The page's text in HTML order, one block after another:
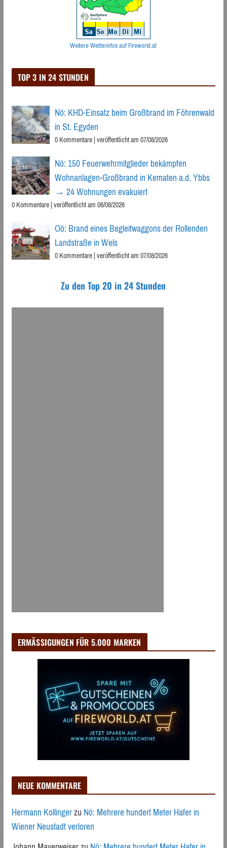
Weitere Wetterinfos auf Fireworld.at
TOP 3 IN 24 STUNDEN
Nö: KHD-Einsatz beim Großbrand im Föhrenwald
in St. Egyden
0 Kommentare|veröffentlicht am 07/08/2026
Nö: 150 Feuerwehrmitglieder bekämpfen
Wohnanlagen-Großbrand in Kematen a.d. Ybbs
→ 24 Wohnungen evakuiert
0 Kommentare|veröffentlicht am 06/08/2026
Oö: Brand eines Begleitwaggons der Rollenden
Landstraße in Wels
0 Kommentare|veröffentlicht am 07/08/2026
Zu den Top 20 in 24 Stunden
ERMÄSSIGUNGEN FÜR 5.000 MARKEN
NEUE KOMMENTARE
Hermann KollingerzuNö: Mehrere hundert Meter Hafer in
Wiener Neustadt verloren